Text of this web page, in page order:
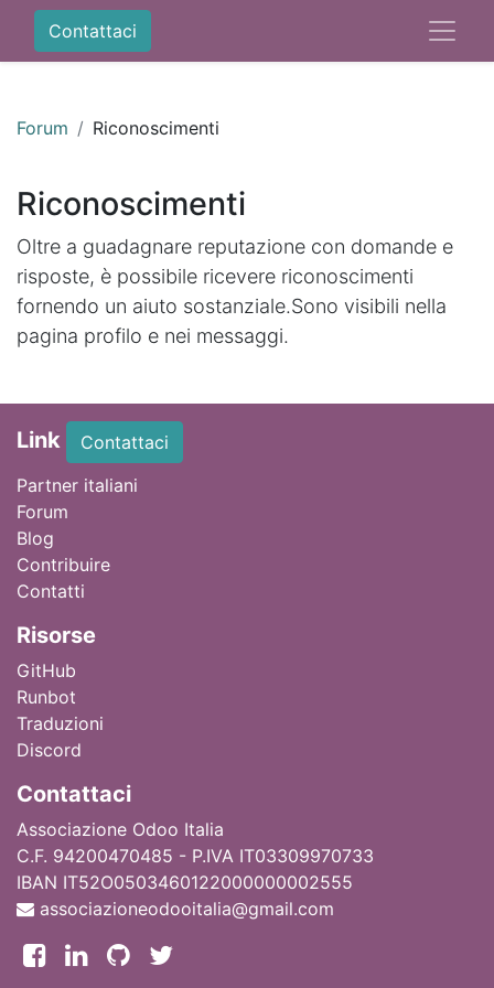
Contattaci
Forum Riconoscimenti
Riconoscimenti
Oltre a guadagnare reputazione con domande e
risposte, è possibile ricevere riconoscimenti
fornendo un aiuto sostanziale.Sono visibili nella
pagina profilo e nei messaggi.
Link
Contattaci
Partner italiani
Forum
Blog
Contribuire
Contatti
Risorse
GitHub
Runbot
Traduzioni
Discord
Contattaci
Associazione Odoo Italia
C.F. 94200470485 - P.IVA IT03309970733
IBAN IT52O0503460122000000002555
associazioneodooitalia@gmail.com